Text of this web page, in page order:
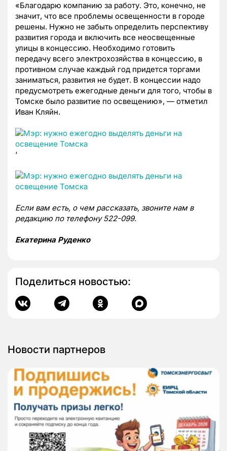
«Благодарю компанию за работу. Это, конечно, не
значит, что все проблемы освещенности в городе
решены. Нужно не забыть определить перспективу
развития города и включить все неосвещенные
улицы в концессию. Необходимо готовить
передачу всего электрохозяйства в концессию, в
противном случае каждый год придется торгами
заниматься, развития не будет. В концессии надо
предусмотреть ежегодные деньги для того, чтобы в
Томске было развитие по освещению», — отметил
Иван Кляйн.
‘
Если вам есть, о чем рассказать, звоните нам в
редакцию по телефону 522-099.
Екатерина Руденко
Поделиться новостью:
Новости партнеров